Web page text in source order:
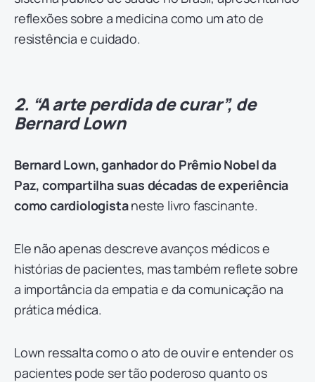
reflexões sobre a medicina como um ato de
resistência e cuidado.
2. “A arte perdida de curar”, de
Bernard Lown
Bernard Lown, ganhador do Prêmio Nobel da
Paz, compartilha suas décadas de experiência
como cardiologistaneste livro fascinante.
Ele não apenas descreve avanços médicos e
histórias de pacientes, mas também reflete sobre
a importância da empatia e da comunicação na
prática médica.
Lown ressalta como o ato de ouvir e entender os
pacientes pode ser tão poderoso quanto os